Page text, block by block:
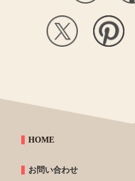
HOME
お問い合わせ